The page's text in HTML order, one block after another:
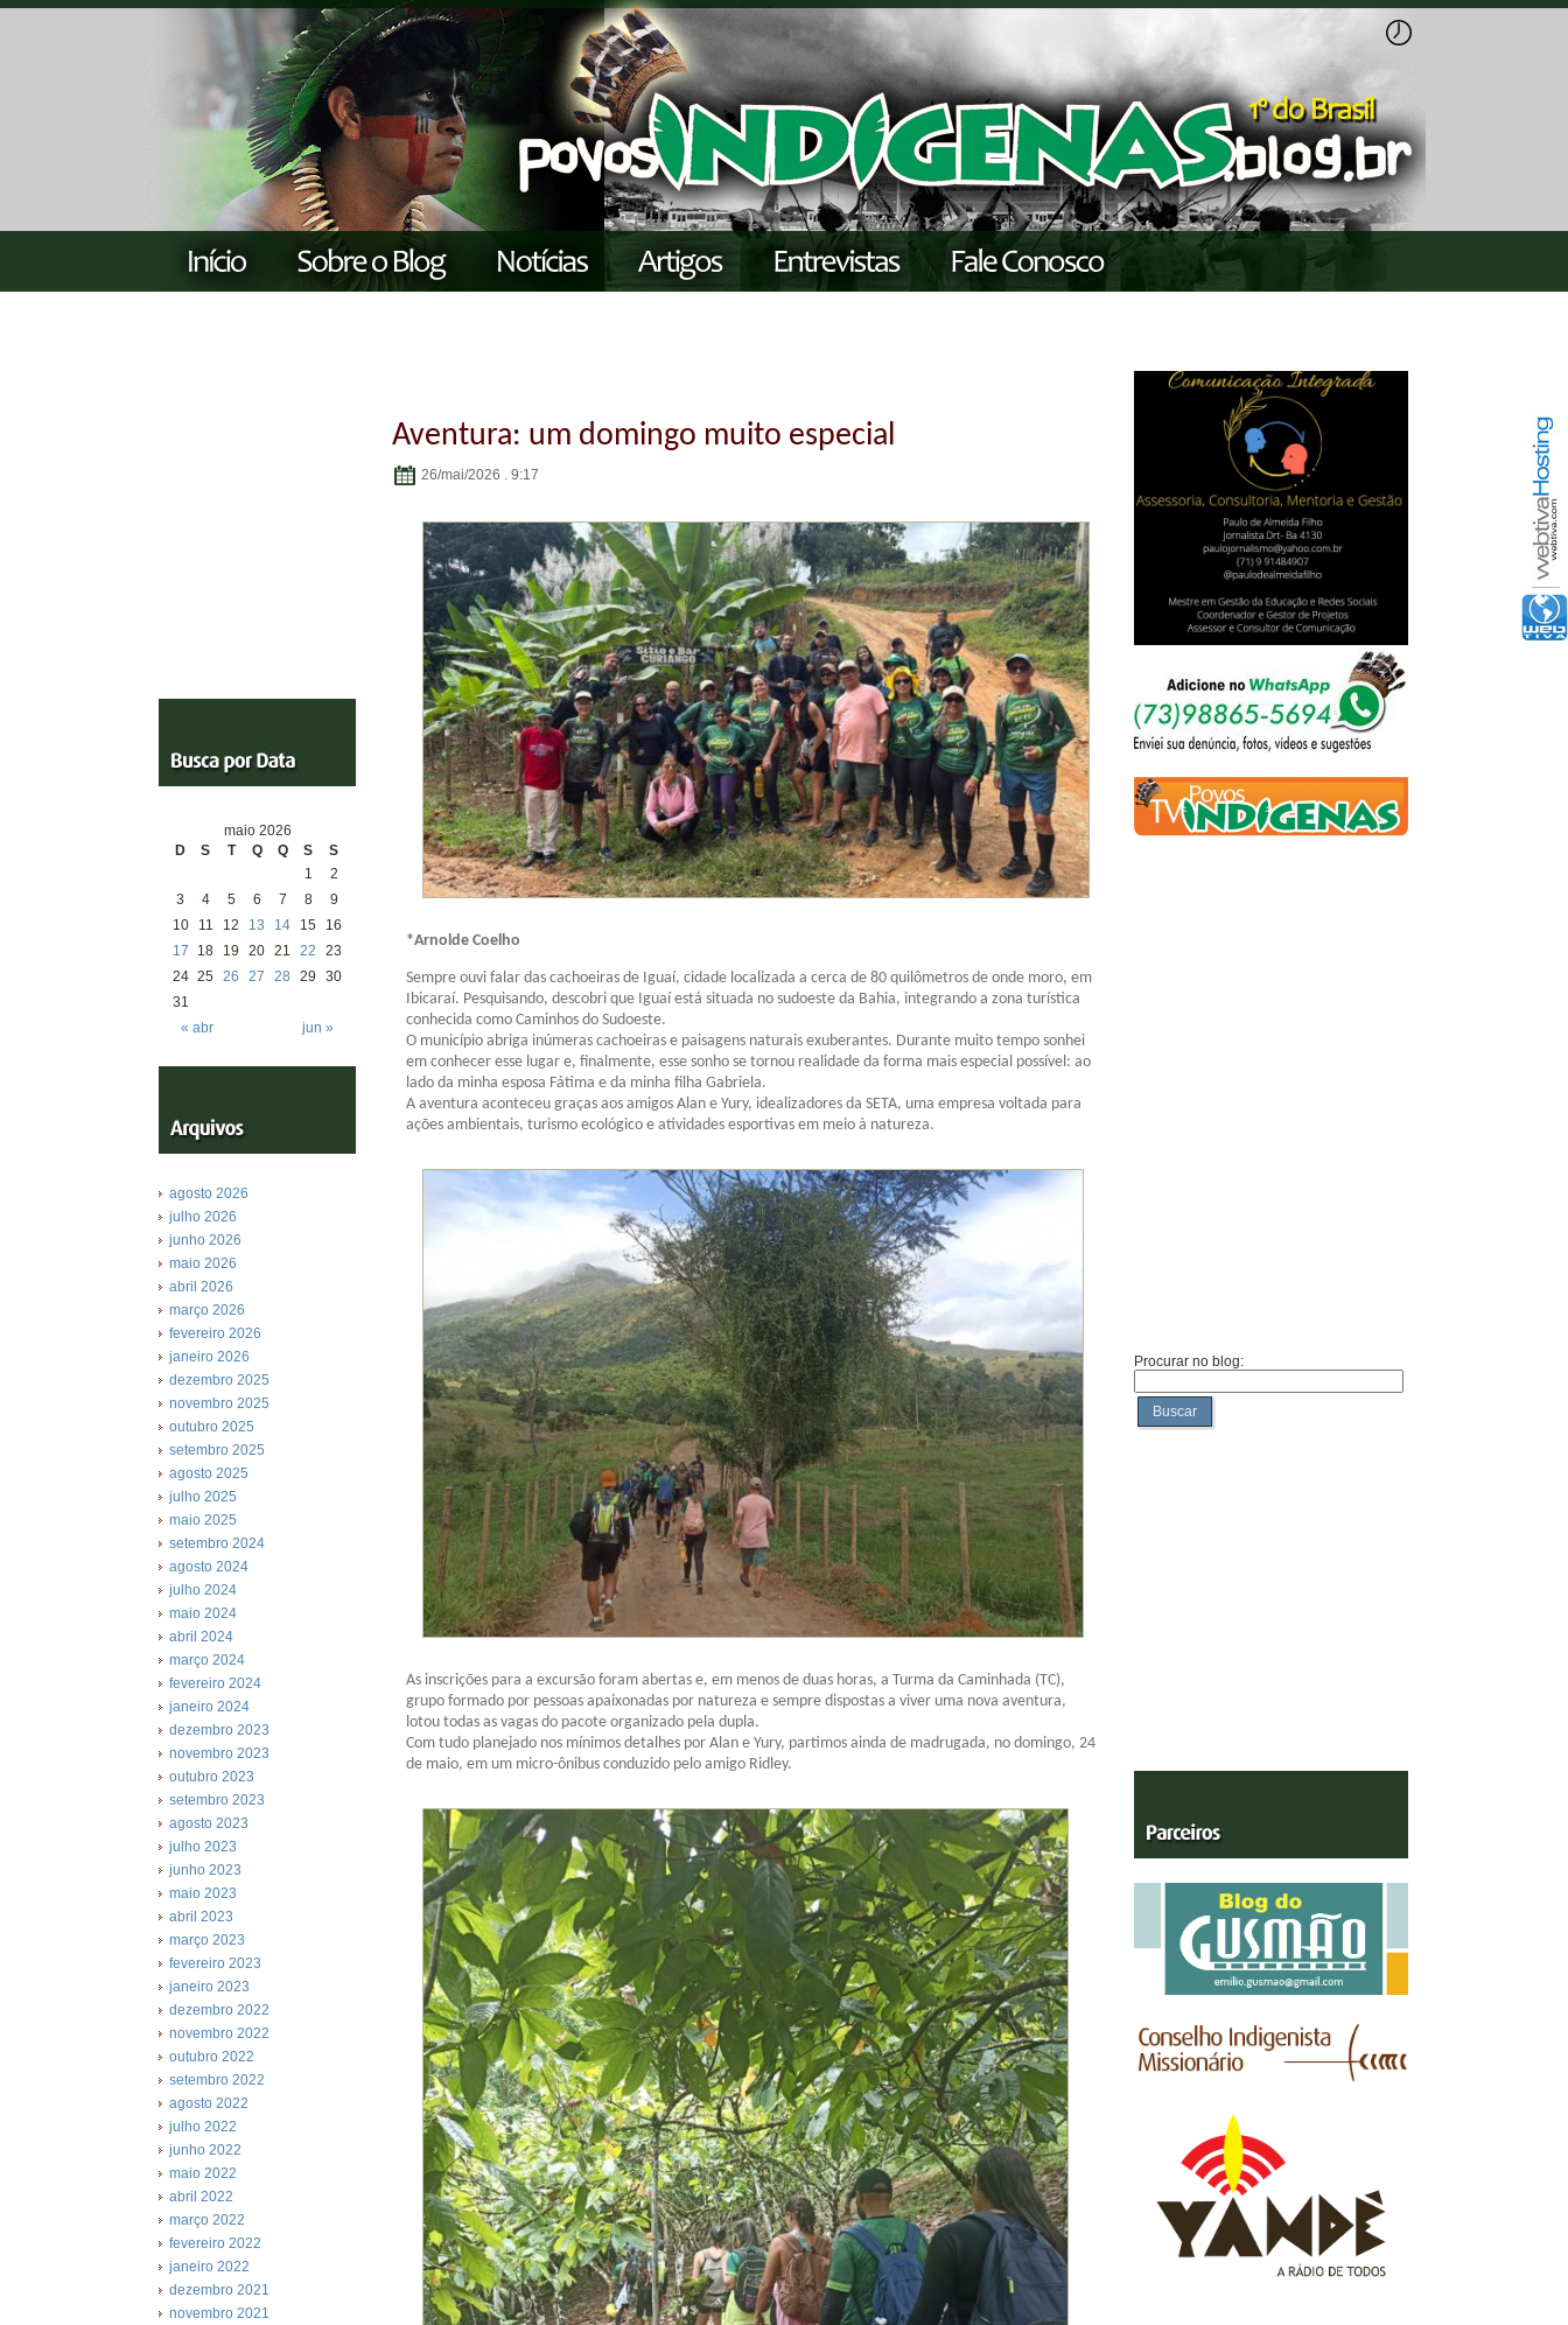
maio 2026
D
S T Q Q S S
« abr jun »
1
2
3
4 5 6 7 8
9
10
11 12 13 14 15
16
17
18 19 20 21 22
23
24 25 26 27 28 29
30
31
agosto 2026
julho 2026
junho 2026
maio 2026
abril 2026
março 2026
fevereiro 2026
janeiro 2026
dezembro 2025
novembro 2025
outubro 2025
setembro 2025
agosto 2025
julho 2025
maio 2025
setembro 2024
agosto 2024
julho 2024
maio 2024
abril 2024
março 2024
fevereiro 2024
janeiro 2024
dezembro 2023
novembro 2023
outubro 2023
setembro 2023
agosto 2023
julho 2023
junho 2023
maio 2023
abril 2023
março 2023
fevereiro 2023
janeiro 2023
dezembro 2022
novembro 2022
outubro 2022
setembro 2022
agosto 2022
julho 2022
junho 2022
maio 2022
abril 2022
março 2022
fevereiro 2022
janeiro 2022
dezembro 2021
novembro 2021
Aventura: um domingo muito especial
26/mai/2026 . 9:17
*Arnolde Coelho
Sempre ouvi falar das cachoeiras de Iguaí, cidade localizada a cerca de 80 quilômetros de onde moro, em
Ibicaraí. Pesquisando, descobri que Iguaí está situada no sudoeste da Bahia, integrando a zona turística
conhecida como Caminhos do Sudoeste.
O município abriga inúmeras cachoeiras e paisagens naturais exuberantes. Durante muito tempo sonhei
em conhecer esse lugar e, finalmente, esse sonho se tornou realidade da forma mais especial possível: ao
lado da minha esposa Fátima e da minha filha Gabriela.
A aventura aconteceu graças aos amigos Alan e Yury, idealizadores da SETA, uma empresa voltada para
ações ambientais, turismo ecológico e atividades esportivas em meio à natureza.
As inscrições para a excursão foram abertas e, em menos de duas horas, a Turma da Caminhada (TC),
grupo formado por pessoas apaixonadas por natureza e sempre dispostas a viver uma nova aventura,
lotou todas as vagas do pacote organizado pela dupla.
Com tudo planejado nos mínimos detalhes por Alan e Yury, partimos ainda de madrugada, no domingo, 24
de maio, em um micro-ônibus conduzido pelo amigo Ridley.
Procurar no blog:
Buscar